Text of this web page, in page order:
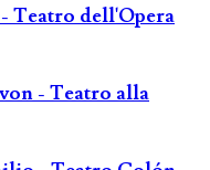
Teatro dell'Opera
- Teatro alla